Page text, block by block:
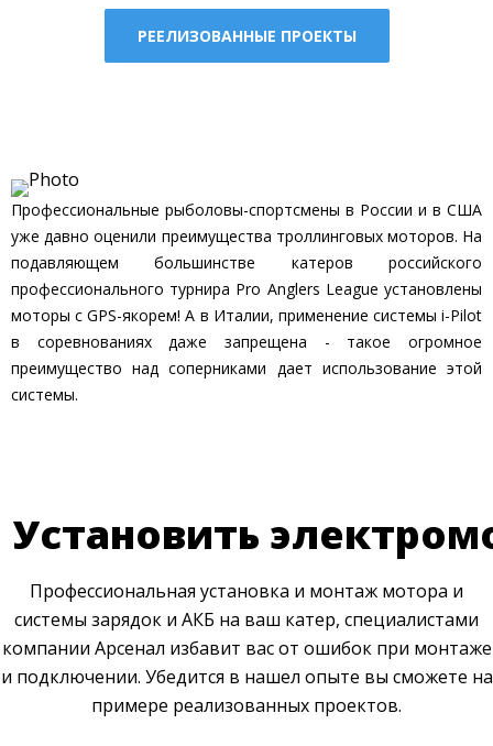
РЕЕЛИЗОВАННЫЕ ПРОЕКТЫ
Профессиональные рыболовы-спортсмены в России и в США
уже давно оценили преимущества троллинговых моторов. На
подавляющем большинстве катеров российского
профессионального турнира Pro Anglers League установлены
моторы с GPS-якорем! А в Италии, применение системы i-Pilot
в соревнованиях даже запрещена - такое огромное
преимущество над соперниками дает использование этой
системы.
Установить
Профессиональная установка и монтаж мотора и
системы зарядок и АКБ на ваш катер, специалистами
компании Арсенал избавит вас от ошибок при монтаже
и подключении. Убедится в нашел опыте вы сможете на
примере реализованных проектов.